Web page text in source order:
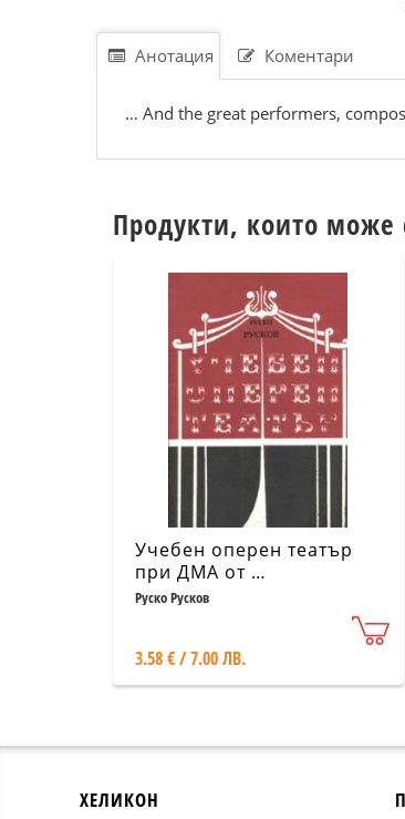
Анотация Коментари
… And the great performers,
Продукти, които може
Учебен оперен театър
при ДМА от …
Руско Русков
3.58 € / 7.00 ЛВ.
ХЕЛИКОН